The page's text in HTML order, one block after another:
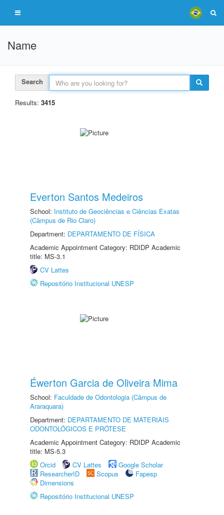
Name
Search
Results: 3415
Everton Santos Medeiros
School: Instituto de Geociências e Ciências Exatas
(Câmpus de Rio Claro)
Department: DEPARTAMENTO DE FÍSICA
Academic Appointment Category: RDIDP Academic
title: MS-3.1
CV Lattes
Repositório Institucional UNESP
Éwerton Garcia de Oliveira Mima
School: Faculdade de Odontologia (Câmpus de
Araraquara)
Department: DEPARTAMENTO DE MATERIAIS
ODONTOLÓGICOS E PRÓTESE
Academic Appointment Category: RDIDP Academic
title: MS-5.3
Orcid
CV Lattes
Google Scholar
ResearcherID
Scopus
Fapesp
Dimensions
Repositório Institucional UNESP